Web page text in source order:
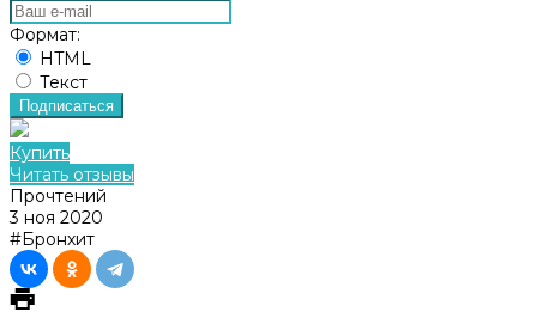
Формат:
HTML
Текст
Подписаться
Купить
Читать отзывы
Прочтений
3 ноя 2020
#Бронхит